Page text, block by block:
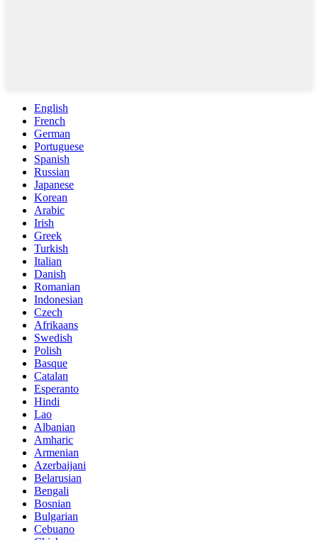
English
French
German
Portuguese
Spanish
Russian
Japanese
Korean
Arabic
Irish
Greek
Turkish
Italian
Danish
Romanian
Indonesian
Czech
Afrikaans
Swedish
Polish
Basque
Catalan
Esperanto
Hindi
Lao
Albanian
Amharic
Armenian
Azerbaijani
Belarusian
Bengali
Bosnian
Bulgarian
Cebuano